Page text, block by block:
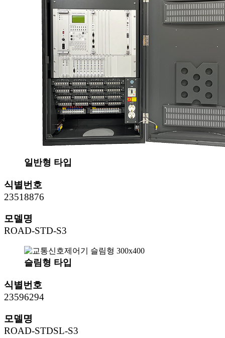
일반형 타입
식별번호
23518876
모델명
ROAD-STD-S3
슬림형 타입
식별번호
23596294
모델명
ROAD-STDSL-S3